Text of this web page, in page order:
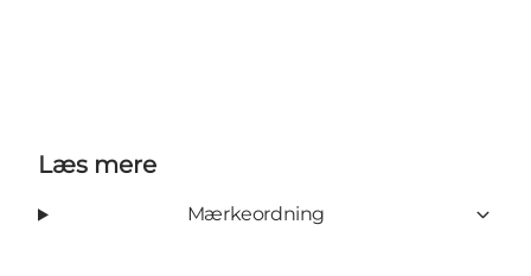
Læs mere
Mærkeordning